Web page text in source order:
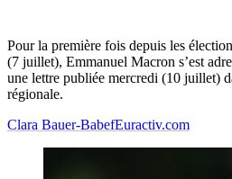
Pour la première fois depuis les
(7 juillet), Emmanuel Macron s’est
une lettre publiée mercredi (10 juillet)
régionale.
Clara Bauer-BabefEuractiv.com